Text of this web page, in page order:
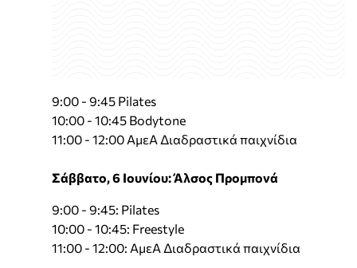
9:00 - 9:45 Pilates
10:00 - 10:45 Bodytone
11:00 - 12:00 ΑμεΑ Διαδραστικά παιχνίδια
Σάββατο, 6 Ιουνίου: Άλσος Προμπονά
9:00 - 9:45: Pilates
10:00 - 10:45: Freestyle
11:00 - 12:00: ΑμεΑ Διαδραστικά παιχνίδια